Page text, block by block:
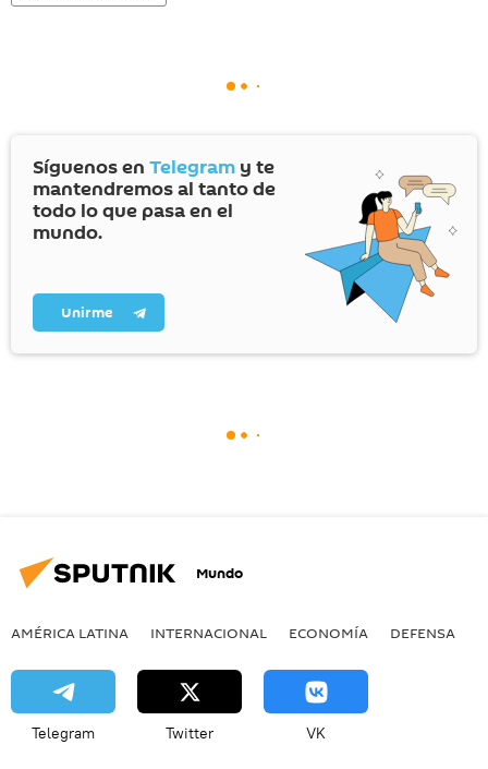
Síguenos en Telegram y te
mantendremos al tanto de
todo lo que pasa en el
mundo.
Unirme
Mundo
AMÉRICA LATINA INTERNACIONAL ECONOMÍA DEFENSA
Telegram Twitter VK